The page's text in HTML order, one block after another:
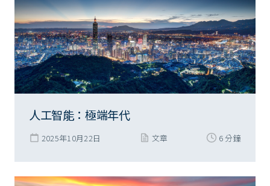
人工智能：極端年代
2025年10月22日 文章 6 分鐘